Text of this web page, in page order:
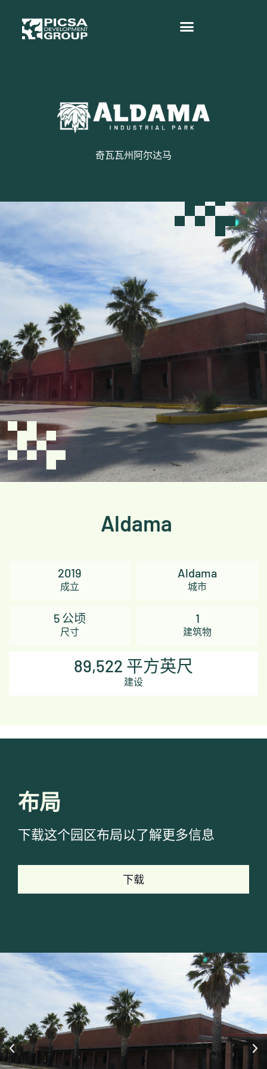
奇瓦瓦州阿尔达马
Aldama
2019
成立
Aldama
城市
5 公顷
尺寸
1
建筑物
89,522 平方英尺
建设
布局
下载这个园区布局以了解更多信息
下载